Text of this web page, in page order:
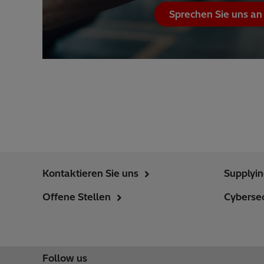
Sprechen Sie uns an
Kontaktieren Sie uns
Offene Stellen
Follow us